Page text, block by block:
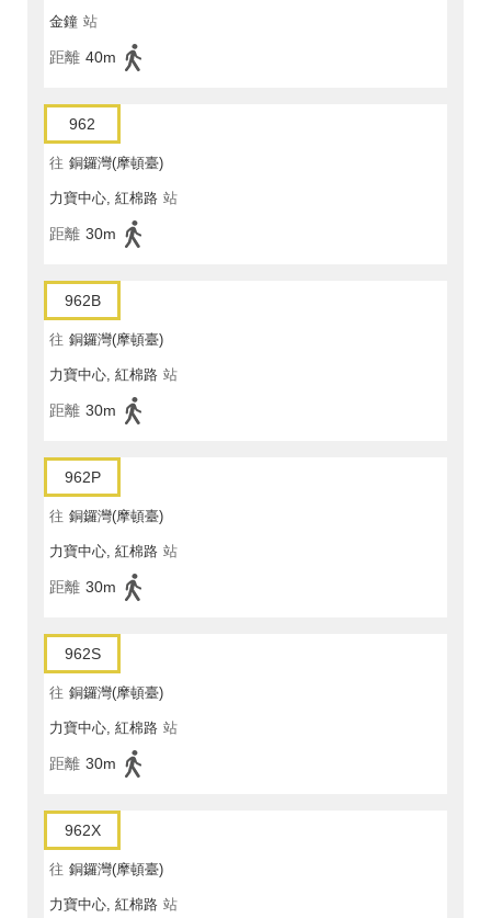
金鐘 站
距離 40m
962
往 銅鑼灣(摩頓臺)
力寶中心, 紅棉路 站
距離 30m
962B
往 銅鑼灣(摩頓臺)
力寶中心, 紅棉路 站
距離 30m
962P
往 銅鑼灣(摩頓臺)
力寶中心, 紅棉路 站
距離 30m
962S
往 銅鑼灣(摩頓臺)
力寶中心, 紅棉路 站
距離 30m
962X
往 銅鑼灣(摩頓臺)
力寶中心, 紅棉路 站